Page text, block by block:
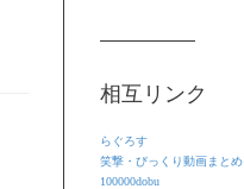
相互リンク
らぐろす
笑撃・びっくり動画まとめ
100000dobu